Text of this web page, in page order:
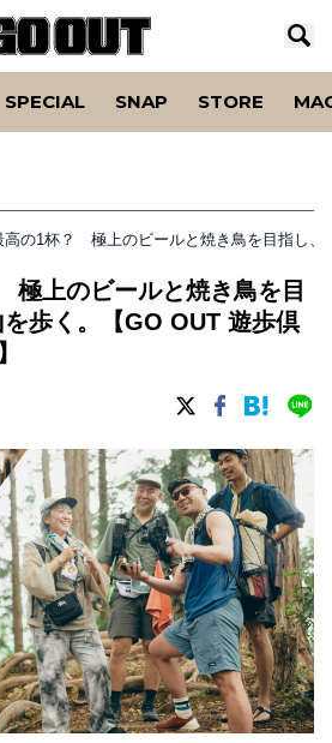
SPECIAL SNAP STORE
高の1杯？ 極上のビールと焼き鳥を目指し、
上のビールと焼き鳥を目
歩く。【GO OUT 遊歩倶